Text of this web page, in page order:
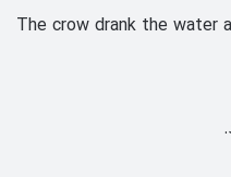
The crow drank the water